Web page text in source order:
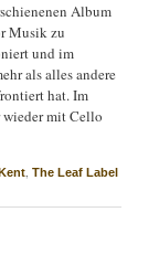
Album
Musik zu
und im
als alles andere
hat. Im
mit Cello
,The Leaf Label